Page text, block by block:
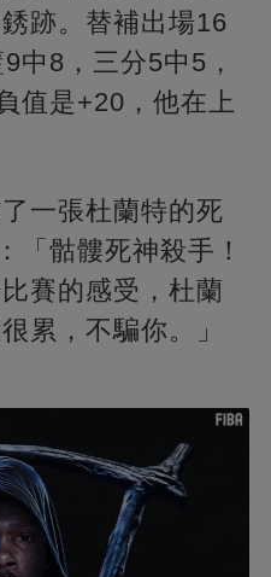
跡。替補出場16
中8，三分5中5，
值是+20，他在上
一張杜蘭特的死
「骷髏死神殺手！
賽的感受，杜蘭
累，不騙你。」